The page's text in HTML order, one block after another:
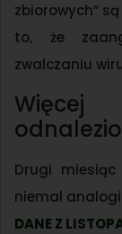
zbiorowych”
to, że
zwalczaniu
Drugi miesiąc
niemal
DANE Z